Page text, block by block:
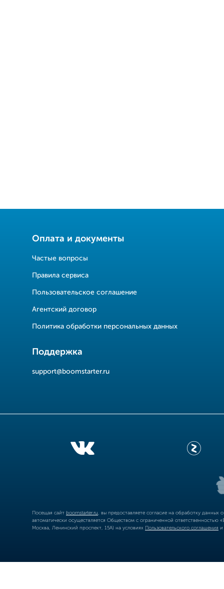
Оплата и документы
Частые вопросы
Правила сервиса
Пользовательское соглашение
Агентский договор
Политика обработки персональных данных
Поддержка
support@boomstarter.ru
Посещая сайт boomstarter.ru , вы предоставляете согласие на обработку
автоматически осуществляется Обществом с ограниченной
Москва, Ленинский проспект, 15А) на условиях Пользовательского соглашения и